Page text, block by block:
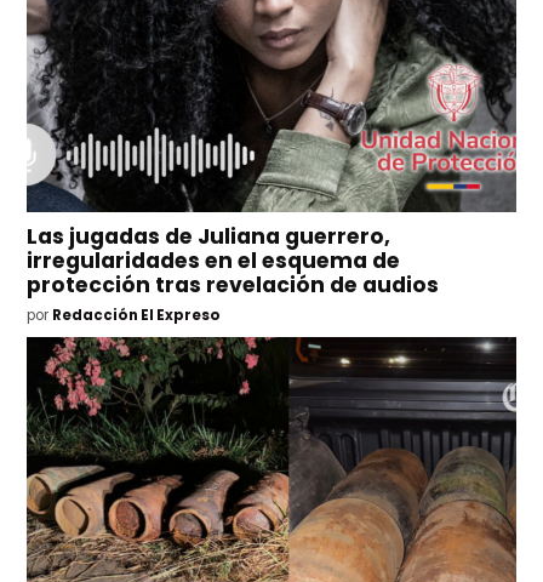
Las jugadas de Juliana guerrero,
irregularidades en el esquema de
protección tras revelación de audios
por Redacción El Expreso